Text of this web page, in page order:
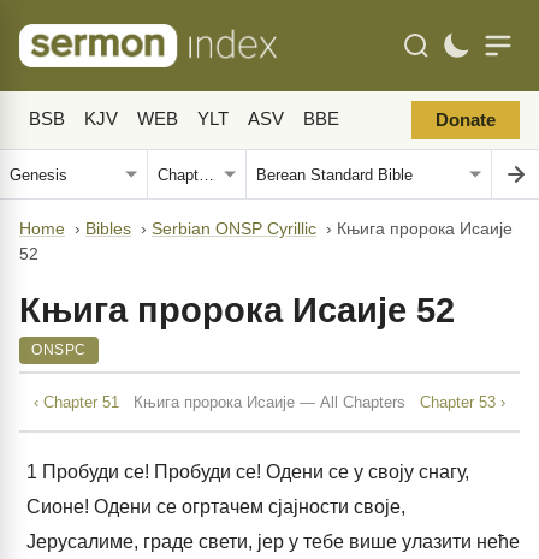
BSB KJV WEB YLT ASV BBE Donate
Home › Bibles › Serbian ONSP Cyrillic › Књига пророка Исаије
52
Књига пророка Исаије 52
ONSPC
‹ Chapter 51 Књига пророка Исаије — All Chapters Chapter 53 ›
1 Пробуди се! Пробуди се! Одени се у своју снагу,
Сионе! Одени се огртачем сјајности своје,
Јерусалиме, граде свети, јер у тебе више улазити неће